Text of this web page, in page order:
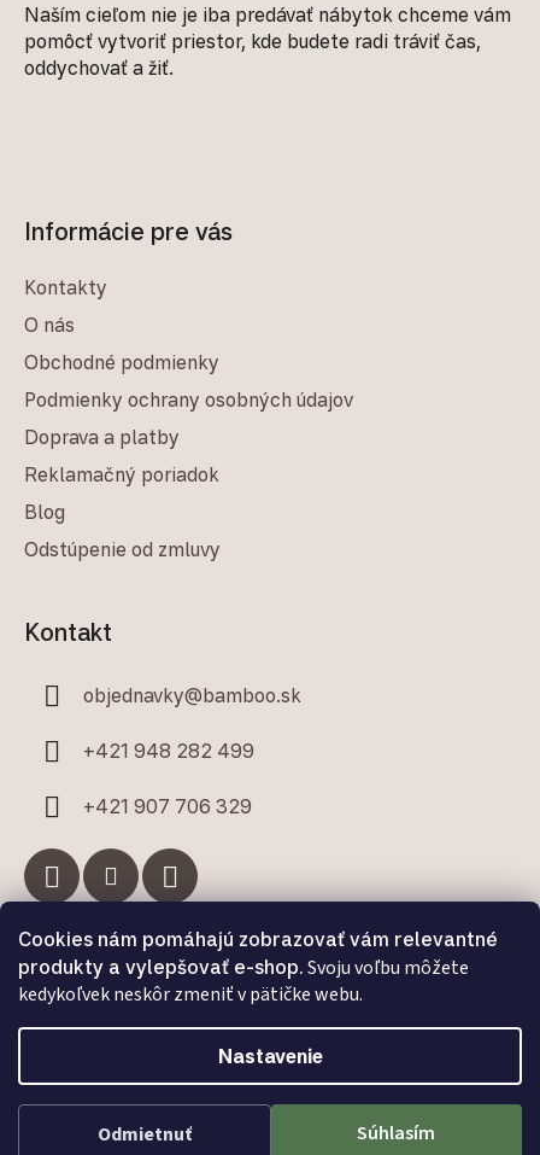
Cookies nám pomáhajú zobrazovať vám relevantné
produkty a vylepšovať e-shop. Svoju voľbu môžete
kedykoľvek neskôr zmeniť v pätičke webu.
Nastavenie
Odmietnuť Súhlasím
Naším cieľom nie je iba predávať nábytok chceme vám
pomôcť vytvoriť priestor, kde budete radi tráviť čas,
oddychovať a žiť.
Informácie pre vás
Kontakty
O nás
Obchodné podmienky
Podmienky ochrany osobných údajov
Doprava a platby
Reklamačný poriadok
Blog
Odstúpenie od zmluvy
Kontakt
objednavky@bamboo.sk
+421 948 282 499
+421 907 706 329
Facebook
Vytvoril Shoptet Premium a Adatelier
Copyright 2026Bamboo.sk . Všetky práva vyhradené.